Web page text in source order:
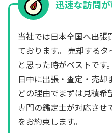
迅速な訪問が
当社では日本全国へ出張
ております。 売却するタ
と思った時がベストです
日中に出張・査定・売却
どの理由でまずは見積希
専門の鑑定士が対応させ
をお約束します。